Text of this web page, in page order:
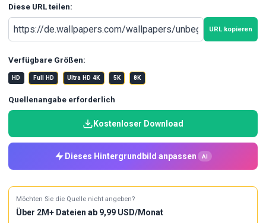
Diese URL teilen:
URL kopieren
Verfügbare Größen:
HD Full HD Ultra HD 4K 5K 8K
Quellenangabe erforderlich
Kostenloser Download
Dieses Hintergrundbild anpassen AI
Möchten Sie die Quelle nicht angeben?
Über 2M+ Dateien ab 9,99 USD/Monat